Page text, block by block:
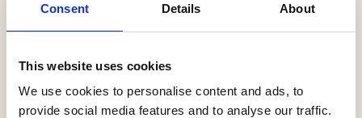
Consent Details About
This website uses cookies
We use cookies to personalise content and ads, to
provide social media features and to analyse our traffic.
Kategorier
Påbygning loft